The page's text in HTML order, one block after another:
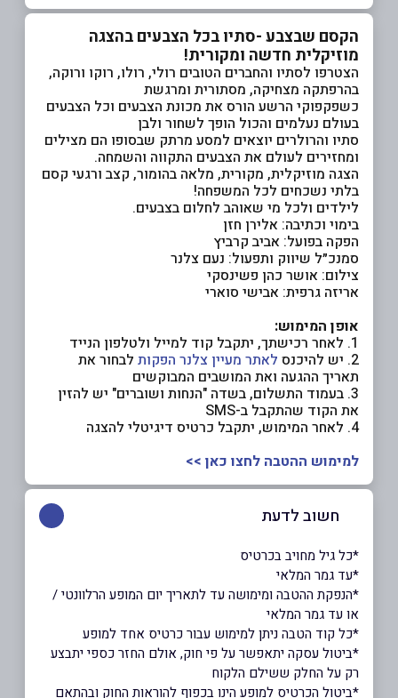
הקסם שבצבע -סתיו בכל הצבעים בהצגה
מוזיקלית חדשה ומקורית!
הצטרפו לסתיו והחברים הטובים רולי, רולו, רוקו ורוקה,
בהרפתקה מצחיקה, מסתורית ומרגשת
כשפקפוקי הרשע הורס את מכונת הצבעים וכל הצבעים
בעולם נעלמים והכול הופך לשחור ולבן
סתיו והרולרים יוצאים למסע מרתק שבסופו הם מצילים
ומחזירים לעולם את הצבעים התקווה והשמחה.
הצגה מוזיקלית, מקורית, מלאה בהומור, קצב ורגעי קסם
בלתי נשכחים לכל המשפחה!
לילדים ולכל מי שאוהב לחלום בצבעים.
בימוי וכתיבה: אלירן חזן
הפקה בפועל: אביב קרביץ
סמנכ״ל שיווק ותפעול: נעם צלנר
צילום: אושר כהן פשינסקי
אריזה גרפית: אבישי סוארי
אופן המימוש:
1. לאחר רכישתך, יתקבל קוד למייל ולטלפון הנייד
2. יש להיכנס לאתר מעיין צלנר הפקות לבחור את
תאריך ההגעה ואת המושבים המבוקשים
3. בעמוד התשלום, בשדה "הנחות ושוברים" יש להזין
את הקוד שהתקבל ב-SMS
4. לאחר המימוש, יתקבל כרטיס דיגיטלי להצגה
למימוש ההטבה לחצו כאן >>
חשוב לדעת
*כל גיל מחויב בכרטיס
*עד גמר המלאי
*הנפקת ההטבה ומימושה עד לתאריך יום המופע הרלוונטי /
או עד גמר המלאי
*כל קוד הטבה ניתן למימוש עבור כרטיס אחד למופע
*ביטול עסקה יתאפשר על פי חוק, אולם החזר כספי יתבצע
רק על החלק ששילם הלקוח
*ביטול הכרטיס למופע הינו בכפוף להוראות החוק ובהתאם